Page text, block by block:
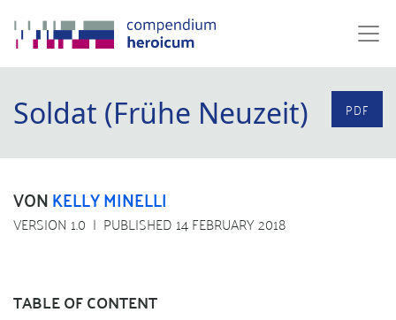
Soldat (Frühe Neuzeit) PDF
VONKELLY MINELLI
VERSION 1.0 PUBLISHED 14 FEBRUARY 2018
TABLE OF CONTENT